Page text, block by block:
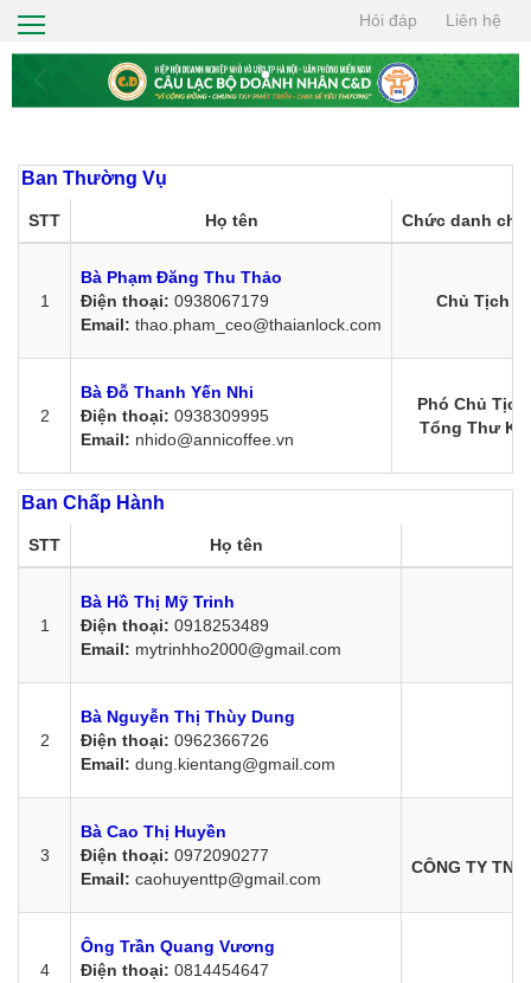
Hỏi đáp Liên hệ
GIỚI THIỆU
TIN TỨC
THIỆN NGUYỆN
Ban Thường Vụ
STT Họ tên Chức danh
1
Bà Phạm Đăng Thu Thảo
Điện thoại: 0938067179
Email: thao.pham_ceo@thaianlock.com
Chủ Tịch
2
Bà Đỗ Thanh Yến Nhi
Điện thoại: 0938309995
Email: nhido@annicoffee.vn
Phó Chủ Tịch
Tổng Thư Ký
Ban Chấp Hành
STT Họ tên
1
Bà Hồ Thị Mỹ Trinh
Điện thoại: 0918253489
Email: mytrinhho2000@gmail.com
2
Bà Nguyễn Thị Thùy Dung
Điện thoại: 0962366726
Email: dung.kientang@gmail.com
3
Bà Cao Thị Huyền
Điện thoại: 0972090277
Email: caohuyenttp@gmail.com
CÔNG TY
4
Ông Trần Quang Vương
Điện thoại: 0814454647